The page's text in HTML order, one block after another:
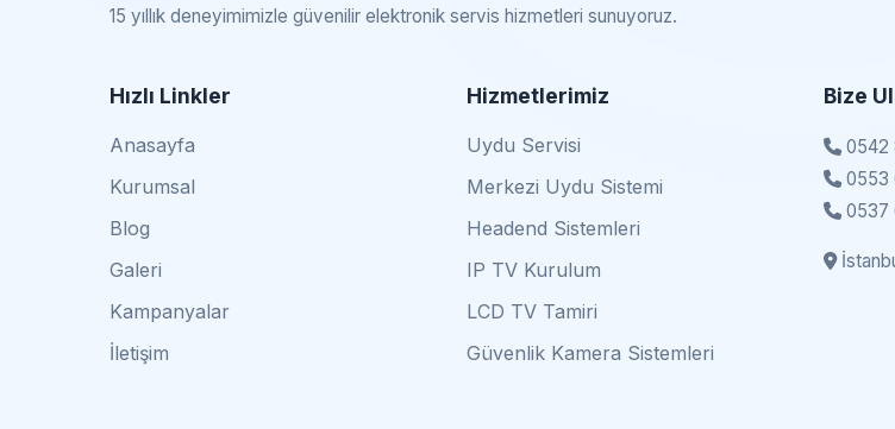
15 yıllık deneyimimizle güvenilir elektronik servis hizmetleri sunuyoruz.
Hızlı Linkler
Anasayfa
Kurumsal
Blog
Galeri
Kampanyalar
İletişim
Hizmetlerimiz
Uydu Servisi
Merkezi Uydu Sistemi
Headend Sistemleri
IP TV Kurulum
LCD TV Tamiri
Güvenlik Kamera Sistemleri
Bize
0542
0553
0537